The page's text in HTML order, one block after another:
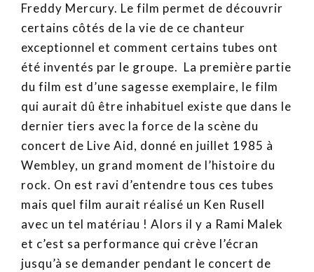
Freddy Mercury. Le film permet de découvrir
certains côtés de la vie de ce chanteur
exceptionnel et comment certains tubes ont
été inventés par le groupe. La première partie
du film est d’une sagesse exemplaire, le film
qui aurait dû être inhabituel existe que dans le
dernier tiers avec la force de la scène du
concert de Live Aid, donné en juillet 1985 à
Wembley, un grand moment de l’histoire du
rock. On est ravi d’entendre tous ces tubes
mais quel film aurait réalisé un Ken Rusell
avec un tel matériau ! Alors il y a Rami Malek
et c’est sa performance qui crève l’écran
jusqu’à se demander pendant le concert de